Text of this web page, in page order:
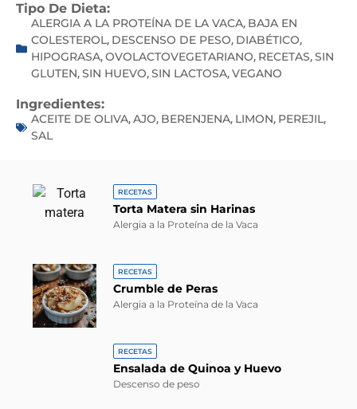
Tipo De Dieta:
ALERGIA A LA PROTEÍNA DE LA VACA, BAJA EN
COLESTEROL, DESCENSO DE PESO, DIABÉTICO,
HIPOGRASA,OVOLACTOVEGETARIANO, RECETAS,SIN
GLUTEN,SIN HUEVO,SIN LACTOSA,VEGANO
Ingredientes:
ACEITE DE OLIVA,AJO, BERENJENA, LIMON, PEREJIL,
SAL
RECETAS
Torta Matera sin Harinas
Alergia a la Proteína de la Vaca
RECETAS
Crumble de Peras
Alergia a la Proteína de la Vaca
RECETAS
Ensalada de Quinoa y Huevo
Descenso de peso